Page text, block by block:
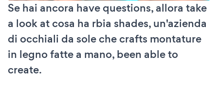
Se hai ancora have questions, allora take
a look at cosa ha rbia shades, un'azienda
di occhiali da sole che crafts montature
in legno fatte a mano, been able to
create.